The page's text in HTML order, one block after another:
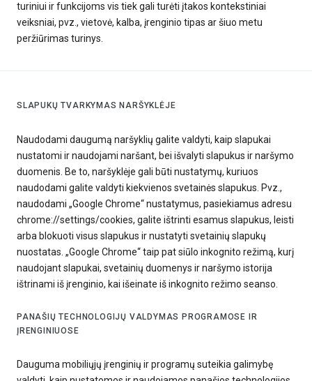
turiniui ir funkcijoms vis tiek gali turėti įtakos kontekstiniai
veiksniai, pvz., vietovė, kalba, įrenginio tipas ar šiuo metu
peržiūrimas turinys.
SLAPUKŲ TVARKYMAS NARŠYKLĖJE
Naudodami daugumą naršyklių galite valdyti, kaip slapukai
nustatomi ir naudojami naršant, bei išvalyti slapukus ir naršymo
duomenis. Be to, naršyklėje gali būti nustatymų, kuriuos
naudodami galite valdyti kiekvienos svetainės slapukus. Pvz.,
naudodami „Google Chrome“ nustatymus, pasiekiamus adresu
chrome://settings/cookies, galite ištrinti esamus slapukus, leisti
arba blokuoti visus slapukus ir nustatyti svetainių slapukų
nuostatas. „Google Chrome“ taip pat siūlo inkognito režimą, kurį
naudojant slapukai, svetainių duomenys ir naršymo istorija
ištrinami iš įrenginio, kai išeinate iš inkognito režimo seanso.
PANAŠIŲ TECHNOLOGIJŲ VALDYMAS PROGRAMOSE IR
ĮRENGINIUOSE
Dauguma mobiliųjų įrenginių ir programų suteikia galimybę